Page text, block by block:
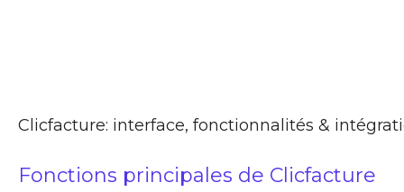
Clicfacture: interface, fonctionnalités &
Fonctions principales de Clicfacture